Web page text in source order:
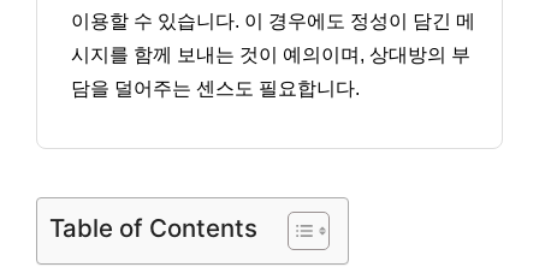
이용할 수 있습니다. 이 경우에도 정성이 담긴 메
시지를 함께 보내는 것이 예의이며, 상대방의 부
담을 덜어주는 센스도 필요합니다.
Table of Contents